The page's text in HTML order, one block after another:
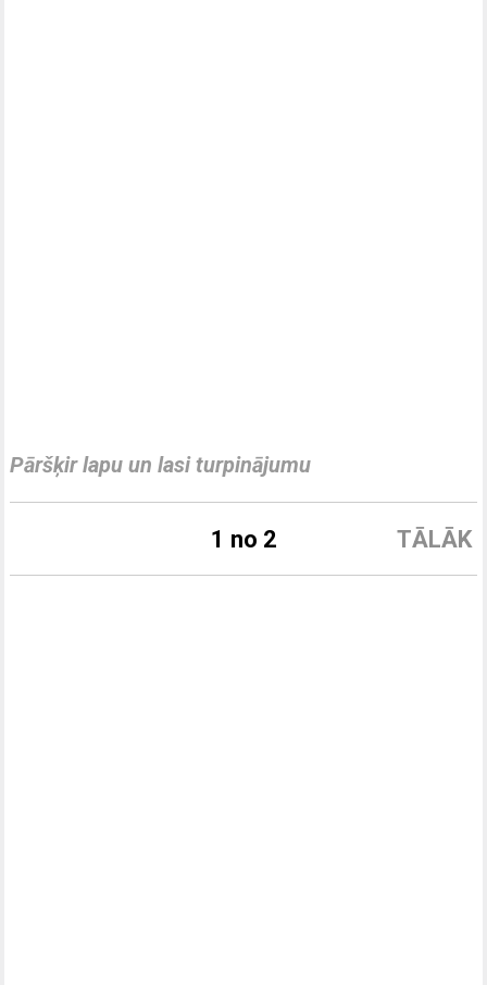
Pāršķir lapu un lasi turpinājumu
TĀLĀK
1 no 2